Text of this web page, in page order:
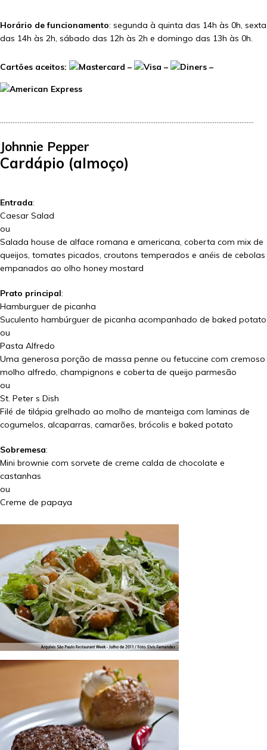
Horário de funcionamento: segunda à quinta das 14h às 0h, sexta
das 14h às 2h, sábado das 12h às 2h e domingo das 13h às 0h.
Cartões aceitos: – – –
…………………………………………………………………………………………………………………………….
Johnnie Pepper
Cardápio (almoço)
Entrada:
Caesar Salad
ou
Salada house de alface romana e americana, coberta com mix de
queijos, tomates picados, croutons temperados e anéis de cebolas
empanados ao olho honey mostard
Prato principal:
Hamburguer de picanha
Suculento hambúrguer de picanha acompanhado de baked potato
ou
Pasta Alfredo
Uma generosa porção de massa penne ou fetuccine com cremoso
molho alfredo, champignons e coberta de queijo parmesão
ou
St. Peter s Dish
Filé de tilápia grelhado ao molho de manteiga com laminas de
cogumelos, alcaparras, camarões, brócolis e baked potato
Sobremesa:
Mini brownie com sorvete de creme calda de chocolate e
castanhas
ou
Creme de papaya